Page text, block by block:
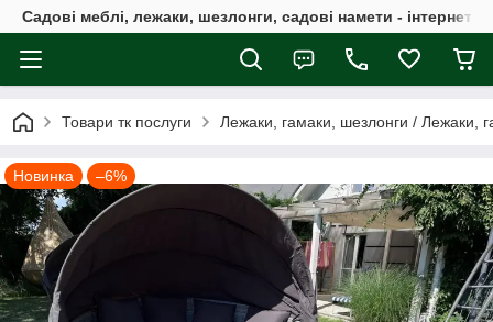
Садові меблі, лежаки, шезлонги, садові намети - інтернет-
Товари тк послуги Лежаки, гамаки, шезлонги / Лежаки,
Новинка –6%